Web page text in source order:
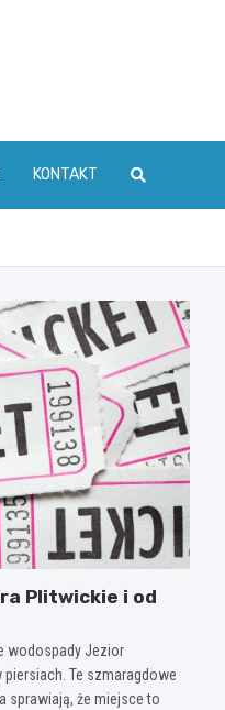
KONTAKT
Plitwickie i od
wodospady Jezior
Te szmaragdowe
sprawiają, że miejsce to